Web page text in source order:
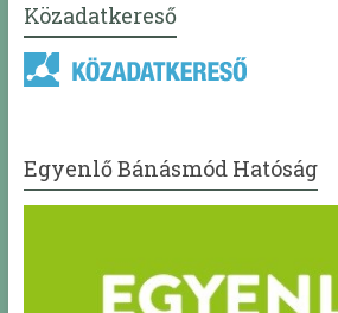
Közadatkereső
Egyenlő Bánásmód Hatóság